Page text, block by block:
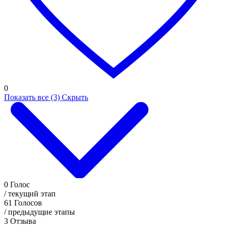
0
Показать все (3) Скрыть
0 Голос
/ текущий этап
61 Голосов
/ предыдущие этапы
3 Отзыва